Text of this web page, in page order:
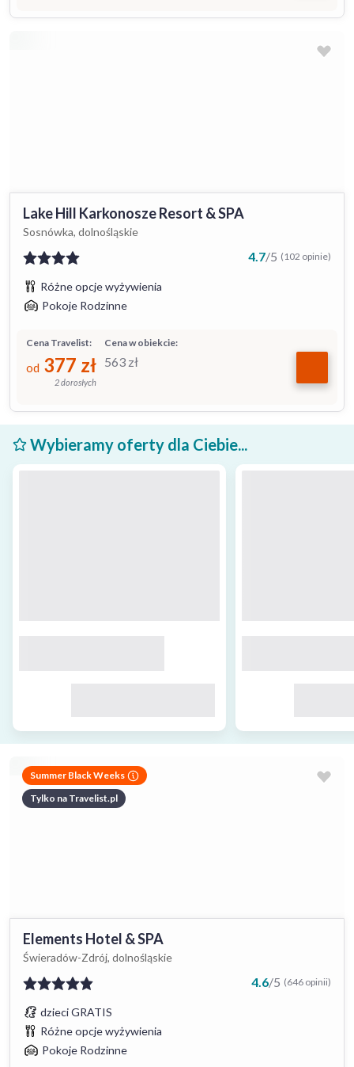
Lake Hill Karkonosze Resort & SPA
Sosnówka, dolnośląskie
4.7/5 (102 opinie)
Różne opcje wyżywienia
Pokoje Rodzinne
Cena w obiekcie:
563 zł
Cena Travelist:
od 377 zł
2 dorosłych
Wybieramy oferty dla Ciebie...
Summer Black Weeks
Tylko na Travelist.pl
Elements Hotel & SPA
Świeradów-Zdrój, dolnośląskie
4.6/5 (646 opinii)
dzieci GRATIS
Różne opcje wyżywienia
Pokoje Rodzinne